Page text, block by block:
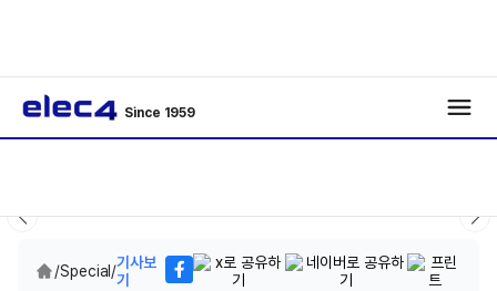
Since 1959
/Special /기사보
기